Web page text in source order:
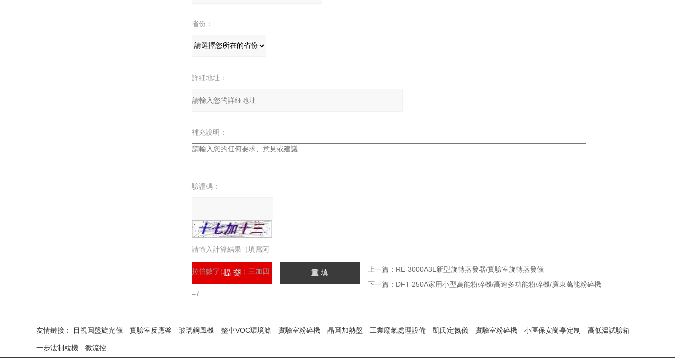
省份：
詳細地址：
補充說明：
驗證碼：
請輸入計算結果（填寫阿
拉伯數字），如：三加四
=7
上一篇： RE-3000A3L新型旋轉蒸發器/實驗室旋轉蒸發儀
下一篇： DFT-250A家用小型萬能粉碎機/高速多功能粉碎機/廣東萬能粉碎機
友情鏈接： 目視圓盤旋光儀 實驗室反應釜 玻璃鋼風機 整車VOC環境艙 實驗室粉碎機 晶圓加熱盤 工業廢氣處理設備 凱氏定氮儀 實驗室粉碎機 小區保安崗亭定制 高低溫試驗箱
一步法制粒機 微流控